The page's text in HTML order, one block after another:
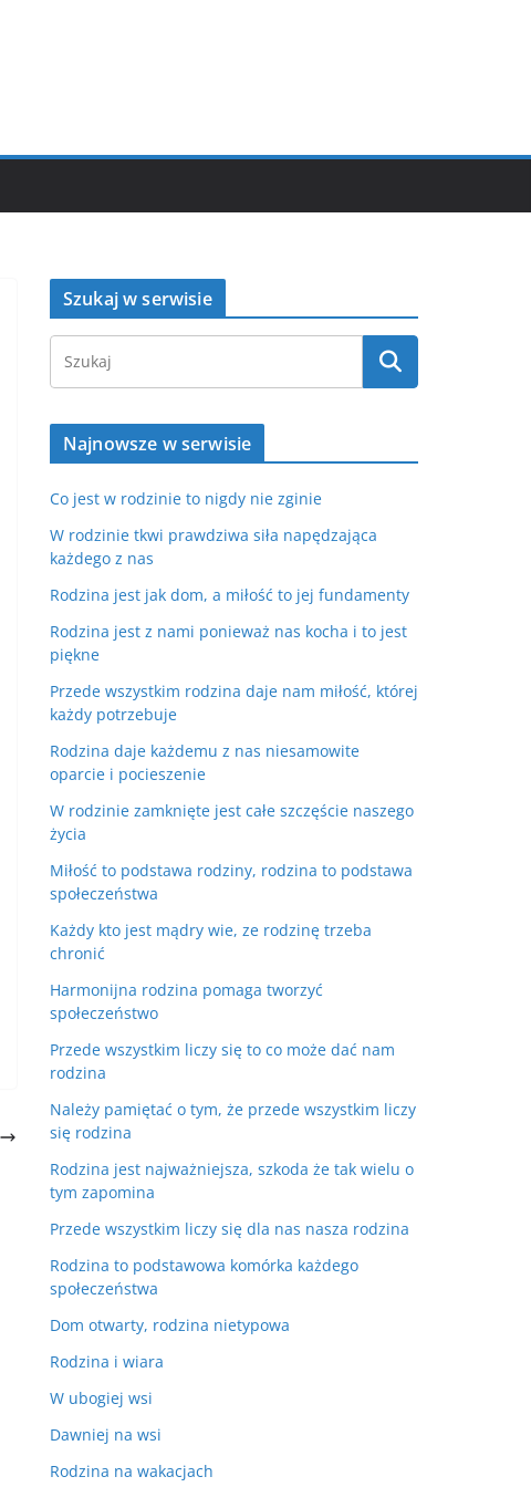
Szukaj w serwisie
Najnowsze w serwisie
Co jest w rodzinie to nigdy nie zginie
W rodzinie tkwi prawdziwa siła napędzająca
każdego z nas
Rodzina jest jak dom, a miłość to jej fundamenty
Rodzina jest z nami ponieważ nas kocha i to jest
piękne
Przede wszystkim rodzina daje nam miłość, której
każdy potrzebuje
Rodzina daje każdemu z nas niesamowite
oparcie i pocieszenie
W rodzinie zamknięte jest całe szczęście naszego
życia
Miłość to podstawa rodziny, rodzina to podstawa
społeczeństwa
Każdy kto jest mądry wie, ze rodzinę trzeba
chronić
Harmonijna rodzina pomaga tworzyć
społeczeństwo
Przede wszystkim liczy się to co może dać nam
rodzina
Należy pamiętać o tym, że przede wszystkim liczy
się rodzina
Rodzina jest najważniejsza, szkoda że tak wielu o
tym zapomina
Przede wszystkim liczy się dla nas nasza rodzina
Rodzina to podstawowa komórka każdego
społeczeństwa
Dom otwarty, rodzina nietypowa
Rodzina i wiara
W ubogiej wsi
Dawniej na wsi
Rodzina na wakacjach